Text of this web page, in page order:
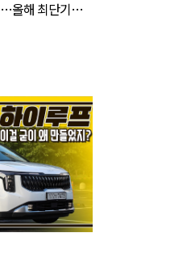
올해 최단기간